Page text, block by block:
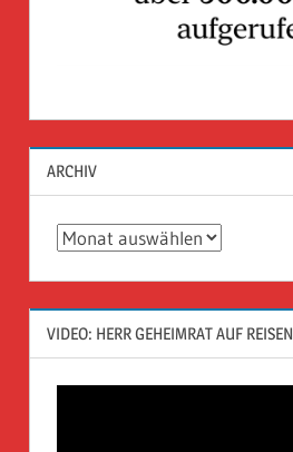
ARCHIV
Archiv
VIDEO: HERR GEHEIMRAT AUF REISEN